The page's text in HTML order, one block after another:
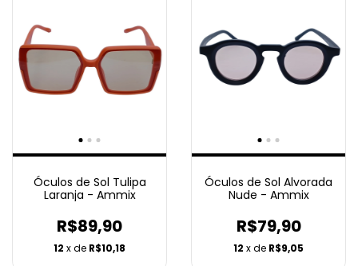
Óculos de Sol Tulipa
Laranja - Ammix
R$89,90
12 x de R$10,18
Óculos de Sol Alvorada
Nude - Ammix
R$79,90
12 x de R$9,05